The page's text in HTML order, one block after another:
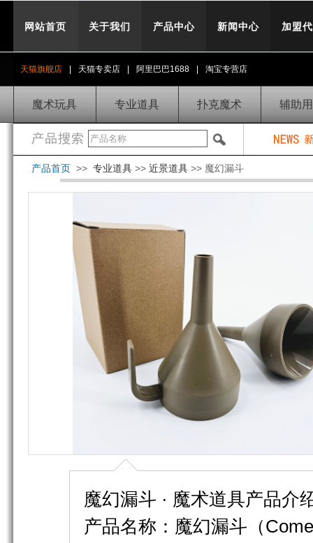
网站首页 关于我们 产品中心 新闻中心 加盟
天猫旗舰店 天猫专卖店 阿里巴巴1688 淘宝专营店
魔术玩具 专业道具 扑克魔术 辅助
产品首页 >> 专业道具 >> 近景道具 >> 魔幻漏斗
魔幻漏斗 · 魔术道具产品介
产品名称：魔幻漏斗（